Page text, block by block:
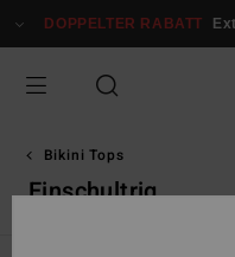
zur
Auswahl
springen
RABATT Extra 25%
Bikini Tops
Einschultrig